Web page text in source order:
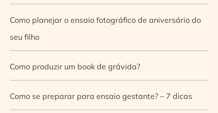
Como planejar o ensaio fotográfico de aniversário do
seu filho
Como produzir um book de grávida?
Como se preparar para ensaio gestante? – 7 dicas